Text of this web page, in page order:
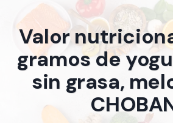
Valor
gramos de
sin grasa,